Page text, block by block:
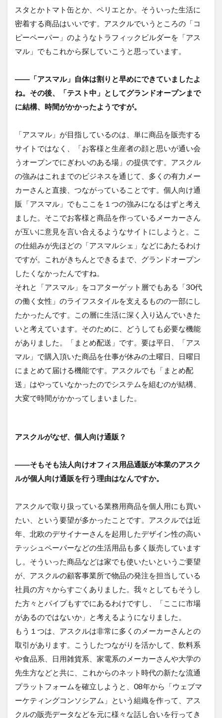
スタとかトマト缶とか、ペリエとか。そういった生活に
密着する商品はいいです。アスクルでいうところの「コ
ピーペーパー」のようなトラフィックビルダーを「アス
マル」でもこれから探していこうと思っています。
――「アスマル」自体は割りと早めにできていましたよ
ね。その後、「テスト中」としてグランドオープンまで
に結構、時間がかかったようですが。
「アスマル」が目指しているのは、単に商品を販売する
サイトではなく、「お客様と生産者の顔と思いが通い会
うオープンでにぎわいのある場」の提供です。アスクル
の強みはこれまでのビジネスを通じて、多くの有力メー
カーさんと直接、つながっていることです。個人向け通
販「アスマル」でもここを１つの強みになるはずと考え
ました。そこでお客様と商品を作っているメーカーさん
が互いに意見を言い合えるようなサイトにしようと。こ
の仕組みが先ほどの「アスマルシェ」などにあたるわけ
ですが。これがきちんとできるまで、グランドオープン
したくなかったんですね。
それと「アスマル」をコアターゲット層でもある「30代
の働く女性」のライフスタイルを支えるものの一部にし
たかったんです。この層に生活に深く入り込んでいきた
いと考えています。そのために、どうしても必要な機能
がありました。「まとめ配送」です。要は平日、「アス
マル」で購入頂いた商品を仕事が休みの土曜日、日曜日
にまとめて届ける機能です。アスクルでも「まとめ配
送」はやっていなかったのでシステムを組むのが結構、
大変で時間がかかってしまいました。
アスクルがなぜ、個人向け通販？
――そもそも法人向けオフィス用品通販が本業のアスク
ルが個人向け通販を行う理由はなんですか。
アスクルで取り扱っている業務用商品を個人用にも買い
たい、という要望が多かったことです。アスクルでは近
年、北欧のデサイナーさんを起用したデザイン性の高い
テッシュペーパーなどの生活用品も多く販売しています
し。そういった商品などは家でも使いたいというご要望
が、アスクルの顧客事業所で物品の発注を担当している
社員の方々からすごくありました。我々としてもそうし
た方々とパイプもすでにあるわけですし、「ここに市場
があるのではないか」と考えるようになりました。
もう１つは、アスクルは非常に多くのメーカーさんとの
取引があります。こうしたつながりを活かして、飲料系
や食品系、日用雑貨系、家電系のメーカーさんや大学の
先生方などと共に、これからのネット時代の新たな流通
プラットフォームを確立しようと、08年から「ウェブマ
ーケティングコンソシアム」という組織を作って、アス
クルの販売データなどを元に様々な話し合いを行ってき